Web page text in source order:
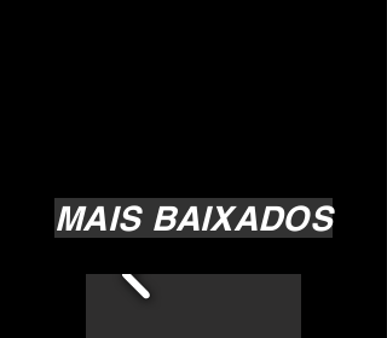
MAIS BAIXADOS